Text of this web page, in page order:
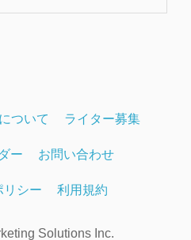
ついて ライター募集
ー お問い合わせ
リシー 利用規約
Solutions Inc.